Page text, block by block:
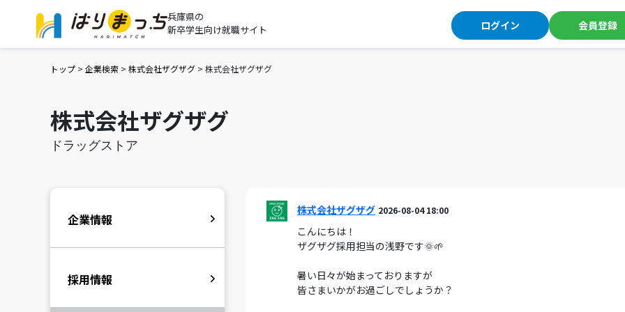
兵庫県の
新卒学生向け就職サイト
ログイン 会員登録
トップ > 企業検索 > 株式会社ザグザグ > 株式会社ザグザグ
株式会社ザグザグ
ドラッグストア
株式会社ザグザグ 2026-08-04 18:00
こんにちは！
ザグザグ採用担当の浅野です🌞🌱
暑い日々が始まっておりますが
皆さまいかがお過ごしでしょうか？
企業情報
採用情報